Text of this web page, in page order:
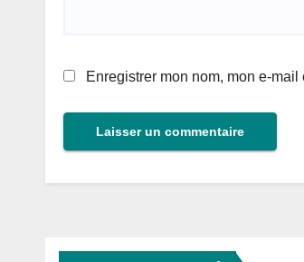
Enregistrer mon nom, mon e-